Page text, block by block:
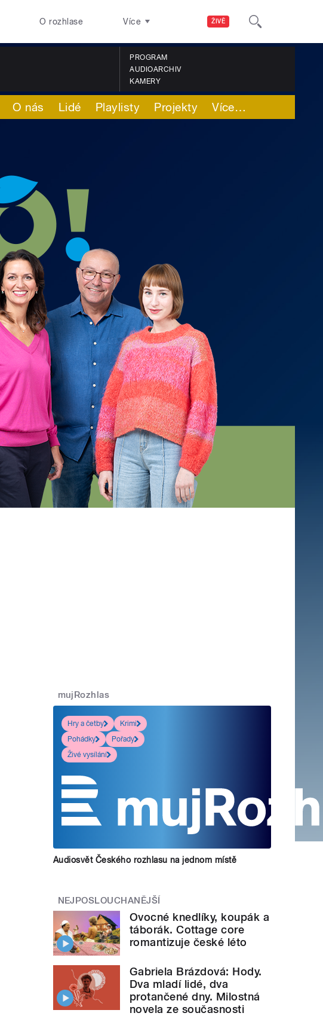
ŽIVĚ
O rozhlase Více
PROGRAM
AUDIOARCHIV
KAMERY
O nás Lidé Playlisty Projekty Více…
mujRozhlas
Hry a četby
Krimi
Pohádky
Pořady
Živé vysílání
Audiosvět Českého rozhlasu na jednom místě
NEJPOSLOUCHANĚJŠÍ
Ovocné knedlíky, koupák a
táborák. Cottage core
romantizuje české léto
Gabriela Brázdová: Hody.
Dva mladí lidé, dva
protančené dny. Milostná
novela ze současnosti